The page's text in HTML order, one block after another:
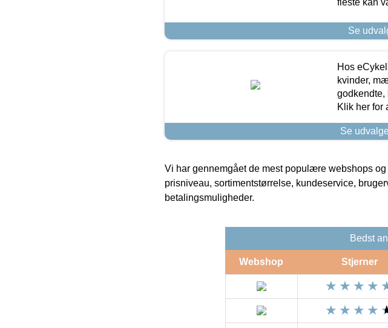
Se
Hos
kvinder,
godkendte,
Klik her for
Se
Vi har gennemgået de mest populære webshops
prisniveau, sortimentstørrelse, kundeservice,
betalingsmuligheder.
Bedst
Webshop Stjerner